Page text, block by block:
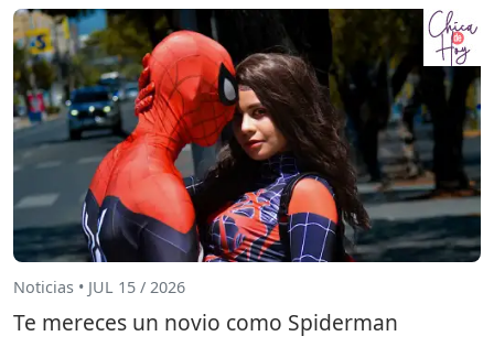
Noticias • JUL 15 / 2026
Te mereces un novio como Spiderman